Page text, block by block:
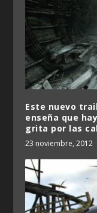
Este nuevo
enseña que
grita por las
23 noviembre, 2012